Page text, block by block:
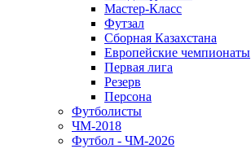
Мастер-Класс
Футзал
Сборная Казахстана
Европейские чемпионаты
Первая лига
Резерв
Персона
Футболисты
ЧМ-2018
Футбол - ЧМ-2026